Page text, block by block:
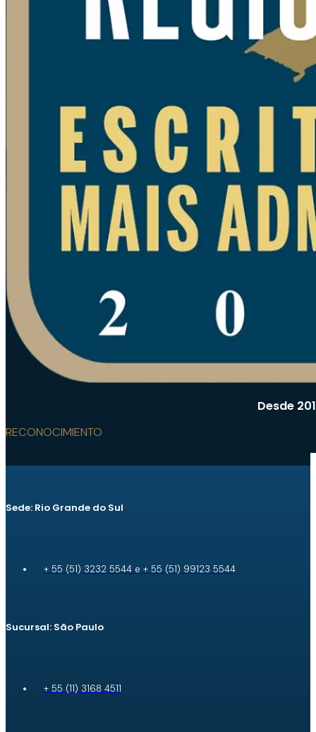
Desde
RECONOCIMIENTO
Sede: Rio Grande do Sul
+ 55 (51) 3232 5544 e + 55 (51) 99123 5544
Sucursal: São Paulo
+ 55 (11) 3168 4511